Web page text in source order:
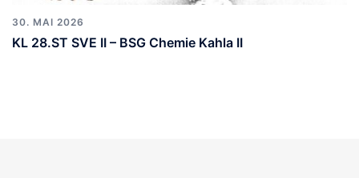
30. MAI 2026
KL 28.ST SVE II – BSG Chemie Kahla II